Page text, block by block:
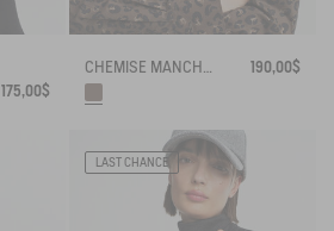
175,00$
CHEMISE MANCHES LONGUES EN COTON IMPRIMÉ 190,00$
LAST CHANCE